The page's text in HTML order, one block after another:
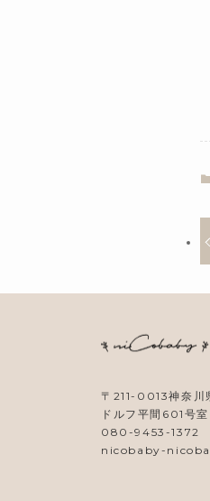
〒211-0013神奈川
ドルフ平間601号室
080-9453-1372
nicobaby-